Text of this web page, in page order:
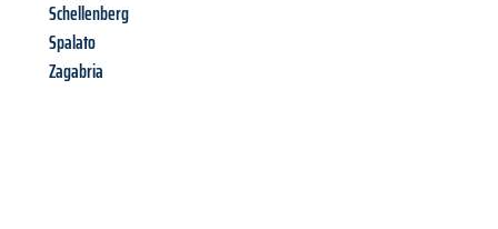
Schellenberg
Spalato
Zagabria